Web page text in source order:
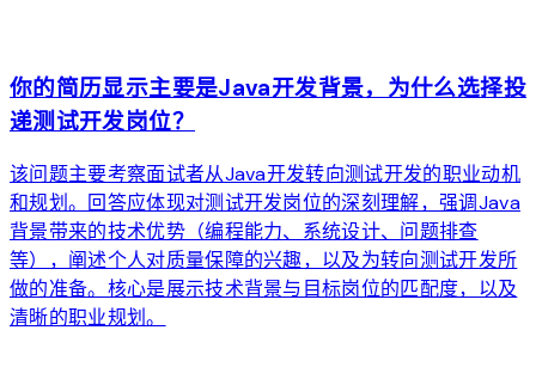
你的简历显示主要是Java开发背景，为什么选择投
递测试开发岗位？
该问题主要考察面试者从Java开发转向测试开发的职业动机
和规划。回答应体现对测试开发岗位的深刻理解，强调Java
背景带来的技术优势（编程能力、系统设计、问题排查
等），阐述个人对质量保障的兴趣，以及为转向测试开发所
做的准备。核心是展示技术背景与目标岗位的匹配度，以及
清晰的职业规划。